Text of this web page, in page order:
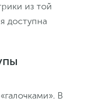
из той
доступна
В